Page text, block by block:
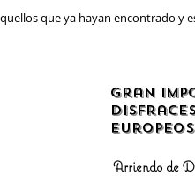
que ya hayan encontrado y
gran
Europeos
Arriendo de